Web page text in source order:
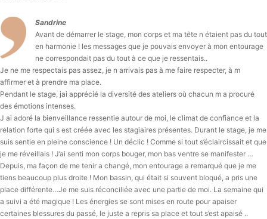
Sandrine
Avant de démarrer le stage, mon corps et ma tête n étaient pas du tout
en harmonie ! les messages que je pouvais envoyer à mon entourage
ne correspondait pas du tout à ce que je ressentais..
Je ne me respectais pas assez, je n arrivais pas à me faire respecter, à m
affirmer et à prendre ma place.
Pendant le stage, jai apprécié la diversité des ateliers où chacun m a procuré
des émotions intenses.
J ai adoré la bienveillance ressentie autour de moi, le climat de confiance et la
relation forte qui s est créée avec les stagiaires présentes. Durant le stage, je me
suis sentie en pleine conscience ! Un déclic ! Comme si tout s’éclaircissait et que
je me réveillais ! J’ai senti mon corps bouger, mon bas ventre se manifester …
Depuis, ma façon de me tenir a changé, mon entourage a remarqué que je me
tiens beaucoup plus droite ! Mon bassin, qui était si souvent bloqué, a pris une
place différente…Je me suis réconciliée avec une partie de moi. La semaine qui
a suivi a été magique ! Les énergies se sont mises en route pour apaiser
certaines blessures du passé, le juste a repris sa place et tout s’est apaisé ..